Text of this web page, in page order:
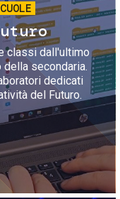
classi dall'ultimo
della secondaria.
dedicati
del Futuro.